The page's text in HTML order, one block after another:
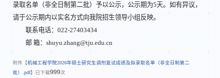
录取名单（非全日制第二批）予以公示，公示期为5天。如有异议，
请于公示期内以实名方式向我院招生领导小组反映。
联系电话：022-27403434
邮 箱：shuyu.zhang@tju.edu.cn
附件【机械工程学院2026年硕士研究生调剂复试成绩及拟录取名单（非全日制第二
批）.pdf】已下载999次